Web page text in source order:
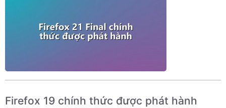
Firefox 19 chính thức được phát hành